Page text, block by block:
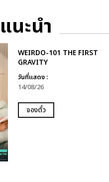
แนะนำ
WEIRDO-101 THE FIRST
GRAVITY
วันที่แสดง :
14/08/26
จองตั๋ว